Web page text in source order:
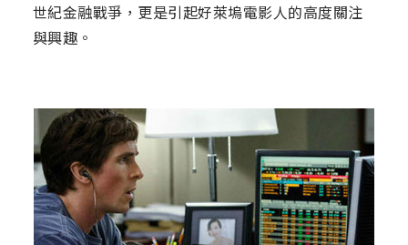
世紀金融戰爭，更是引起好萊塢電影人的高度關注
與興趣。